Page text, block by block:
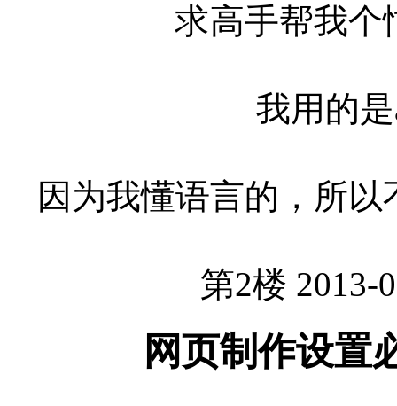
求高手帮我个
我用的
因为我懂语言的，所
第2楼 2013-
网页制作设置